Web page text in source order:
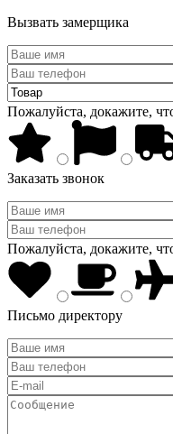
Вызвать замерщика
Пожалуйста, докажите,
Заказать звонок
Пожалуйста, докажите,
Письмо директору